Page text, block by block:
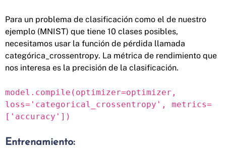
Para un problema de clasificación como el de nuestro
ejemplo (MNIST) que tiene 10 clases posibles,
necesitamos usar la función de pérdida llamada
categórica_crossentropy. La métrica de rendimiento que
nos interesa es la precisión de la clasificación.
model.compile(optimizer=optimizer,
loss='categorical_crossentropy', metrics=
['accuracy'])
Entrenamiento: